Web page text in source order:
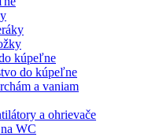
kúpeľne
do kúpeľne
a vaniam
a ohrievače
WC